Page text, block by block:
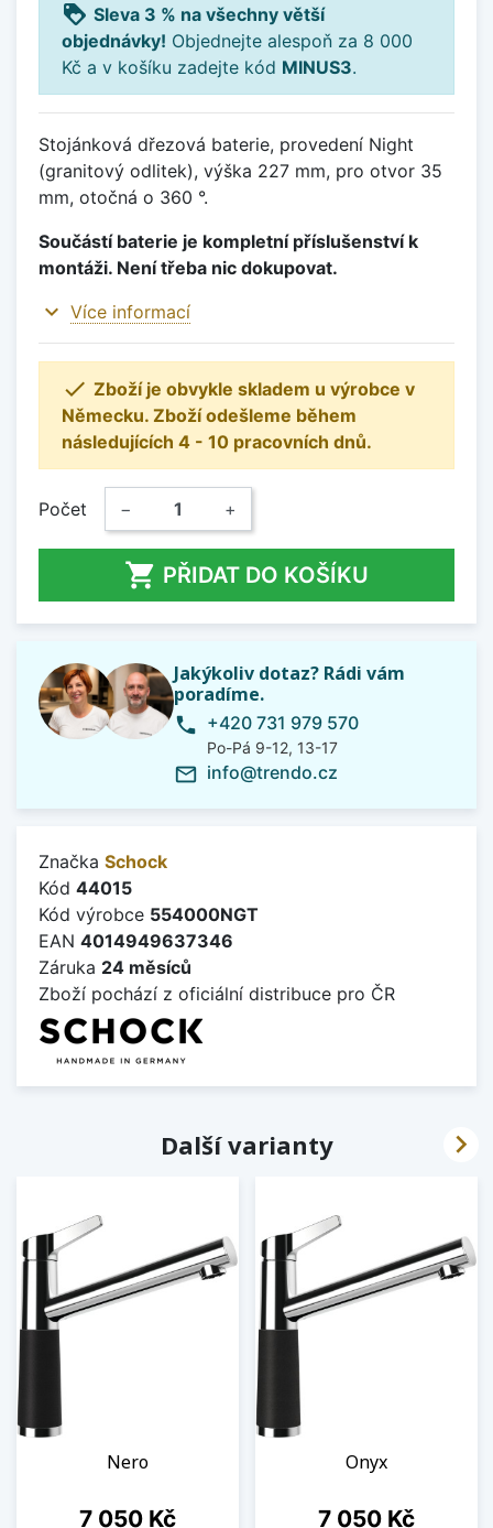
loyalty Sleva 3 % na všechny větší
objednávky! Objednejte alespoň za 8 000
Kč a v košíku zadejte kód MINUS3.
Stojánková dřezová baterie, provedení Night
(granitový odlitek), výška 227 mm, pro otvor 35
mm, otočná o 360 °.
Součástí baterie je kompletní příslušenství k
montáži. Není třeba nic dokupovat.
expand_more Více informací
 Zboží je obvykle skladem u výrobce v
Německu. Zboží odešleme během
následujících 4 - 10 pracovních dnů.
Počet − +
 PŘIDAT DO KOŠÍKU
Jakýkoliv dotaz? Rádi vám
poradíme.
phone +420 731 979 570
Po-Pá 9-12, 13-17
mail_outline info@trendo.cz
Značka Schock
Kód 44015
Kód výrobce 554000NGT
EAN 4014949637346
Záruka 24 měsíců
Zboží pochází z oficiální distribuce pro ČR
Další varianty
Nero
Cena
7 050 Kč
Onyx
Cena
7 050 Kč
